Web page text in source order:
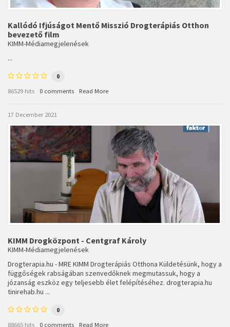
Kallódó Ifjúságot Mentő Misszió Drogterápiás Otthon
bevezető film
KIMM-Médiamegjelenések
...
0
86529 hits 0 comments Read More
17 December 2021
KIMM Drogközpont - Centgraf Károly
KIMM-Médiamegjelenések
Drogterapia.hu - MRE KIMM Drogterápiás Otthona Küldetésünk, hogy a
függőségek rabságában szenvedőknek megmutassuk, hogy a
józanság eszköz egy teljesebb élet felépítéséhez. drogterapia.hu
tinirehab.hu ...
0
88665 hits 0 comments Read More